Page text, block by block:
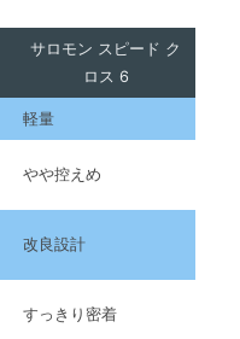
サロモン スピード ク
ロス 6
軽量
やや控えめ
改良設計
すっきり密着